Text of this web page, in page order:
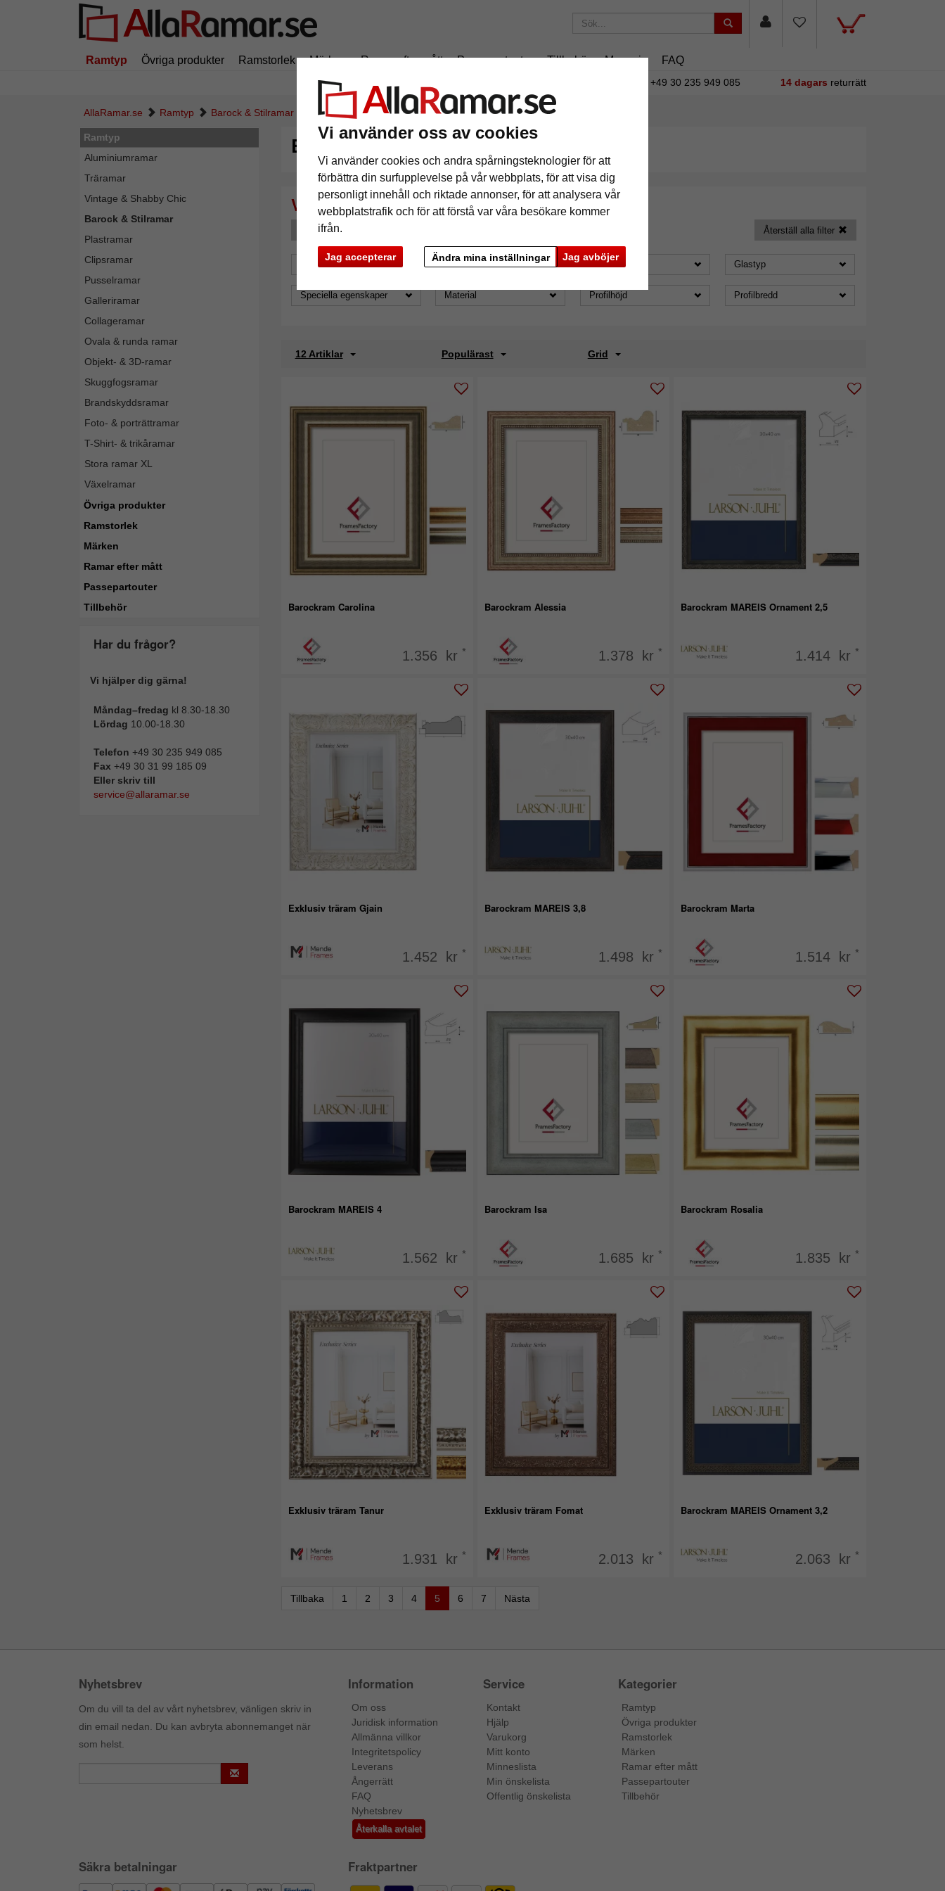
Vi använder oss av cookies
Vi använder cookies och andra spårningsteknologier för att
förbättra din surfupplevelse på vår webbplats, för att visa dig
personligt innehåll och riktade annonser, för att analysera vår
webbplatstrafik och för att förstå var våra besökare kommer
ifrån.
Jag accepterar Jag avböjer
Ändra mina inställningar
Ramtyp Övriga produkter Ramstorlek Märken Ramar efter mått Passepartouter Tillbehör Magasin FAQ
195 kr +49 30 235 949 085 14 dagars returrätt
AllaRamar.se Ramtyp Barock & Stilramar Filter: Format: 40x50
Ramtyp
Aluminiumramar
Träramar
Vintage & Shabby Chic
Barock & Stilramar
Plastramar
Clipsramar
Pusselramar
Galleriramar
Collageramar
Ovala & runda ramar
Objekt- & 3D-ramar
Skuggfogsramar
Brandskyddsramar
Foto- & porträttramar
T-Shirt- & trikåramar
Stora ramar XL
Växelramar
Övriga produkter
Ramstorlek
Märken
Ramar efter mått
Passepartouter
Tillbehör
Har du frågor?
Vi hjälper dig gärna!
Måndag–fredag kl 8.30-18.30
Lördag 10.00-18.30
Telefon +49 30 235 949 085
Fax +49 30 31 99 185 09
Eller skriv till
service@allaramar.se
Barock & Stilramar
Återställ alla filter
Format: 40x50
Format Märke Färg Glastyp
Speciella egenskaper Material Profilhöjd Profilbredd
12 Artiklar Populärast Grid
Barockram Carolina
1.356 kr *
Barockram Alessia
1.378 kr *
Barockram MAREIS Ornament 2,5
1.414 kr *
Exklusiv träram Gjain
1.452 kr *
Barockram MAREIS 3,8
1.498 kr *
Barockram Marta
1.514 kr *
Barockram MAREIS 4
1.562 kr *
Barockram Isa
1.685 kr *
Barockram Rosalia
1.835 kr *
Exklusiv träram Tanur
1.931 kr *
Exklusiv träram Fomat
2.013 kr *
Barockram MAREIS Ornament 3,2
2.063 kr *
Tillbaka 1 2 3 4 5 6 7 Nästa
Nyhetsbrev
Om du vill ta del av vårt nyhetsbrev, vänligen skriv in
din email nedan. Du kan avbryta abonnemanget när
som helst.
Information
Om oss
Juridisk information
Allmänna villkor
Integritetspolicy
Leverans
Ångerrätt
FAQ
Nyhetsbrev
Återkalla avtalet
Service
Kontakt
Hjälp
Varukorg
Mitt konto
Minneslista
Min önskelista
Offentlig önskelista
Kategorier
Ramtyp
Övriga produkter
Ramstorlek
Märken
Ramar efter mått
Passepartouter
Tillbehör
Säkra betalningar Fraktpartner